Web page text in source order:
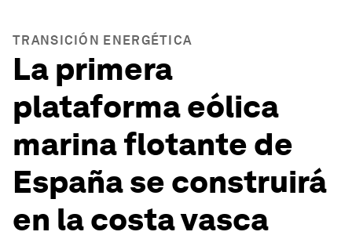
TRANSICIÓN ENERGÉTICA
La primera
plataforma eólica
marina flotante de
España se construirá
en la costa vasca